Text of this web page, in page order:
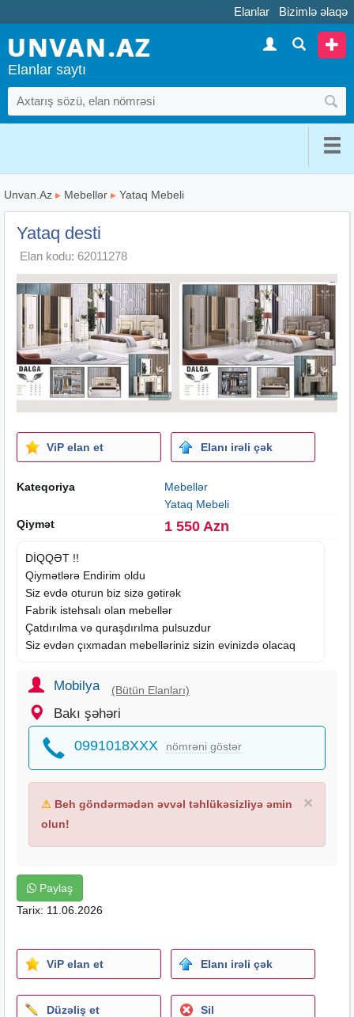
Elanlar Bizimlə əlaqə
Elanlar saytı
Unvan.Az ▸ Mebellər ▸ Yataq Mebeli
Yataq desti
Elan kodu: 62011278
ViP elan et Elanı irəli çək
Kateqoriya
Mebellər
Yataq Mebeli
Qiymət
1 550 Azn
DİQQƏT !!
Qiymətlərə Endirim oldu
Siz evdə oturun biz sizə gətirək
Fabrik istehsalı olan mebellər
Çatdırılma və quraşdırılma pulsuzdur
Siz evdən çıxmadan mebelləriniz sizin evinizdə olacaq
Mobilya (Bütün Elanları)
Bakı şəhəri
0991018XXX nömrəni göstər
×
⚠ Beh göndərmədən əvvəl təhlükəsizliyə əmin
olun!
Paylaş
Tarix: 11.06.2026
ViP elan et Elanı irəli çək
Düzəliş et Sil